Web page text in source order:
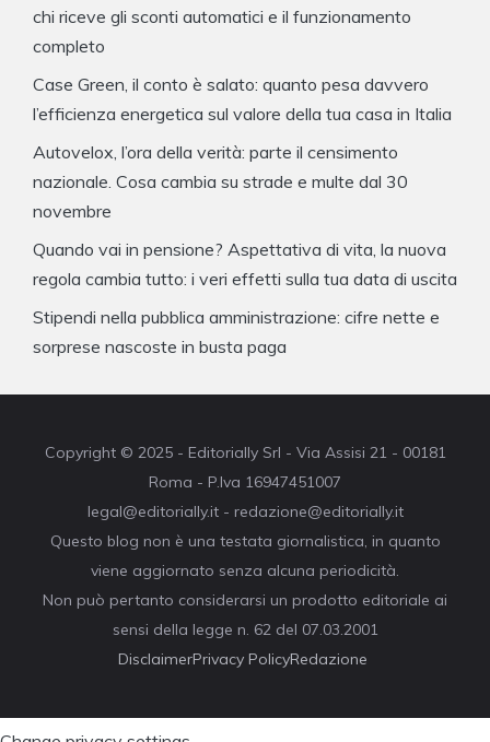
chi riceve gli sconti automatici e il funzionamento
completo
Case Green, il conto è salato: quanto pesa davvero
l’efficienza energetica sul valore della tua casa in Italia
Autovelox, l’ora della verità: parte il censimento
nazionale. Cosa cambia su strade e multe dal 30
novembre
Quando vai in pensione? Aspettativa di vita, la nuova
regola cambia tutto: i veri effetti sulla tua data di uscita
Stipendi nella pubblica amministrazione: cifre nette e
sorprese nascoste in busta paga
Copyright © 2025 - Editorially Srl - Via Assisi 21 - 00181
Roma - P.Iva 16947451007
legal@editorially.it - redazione@editorially.it
Questo blog non è una testata giornalistica, in quanto
viene aggiornato senza alcuna periodicità.
Non può pertanto considerarsi un prodotto editoriale ai
sensi della legge n. 62 del 07.03.2001
DisclaimerPrivacy PolicyRedazione